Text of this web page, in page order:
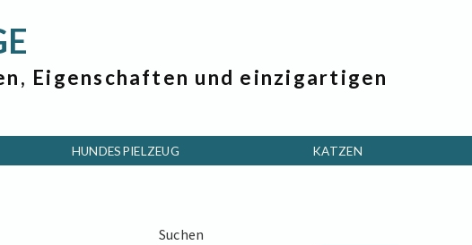
Eigenschaften und einzigartigen
HUNDESPIELZEUG KATZEN
Suchen